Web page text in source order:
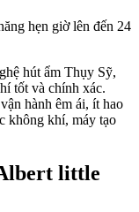
hút ẩm Thụy Sỹ,
tốt và chính xác.
hành êm ái, ít hao
không khí, máy tạo
little